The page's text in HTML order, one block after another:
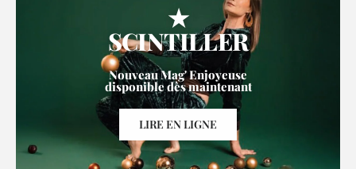
★
SCINTILLER
Nouveau Mag' Enjoyeuse
disponible dès maintenant
LIRE EN LIGNE